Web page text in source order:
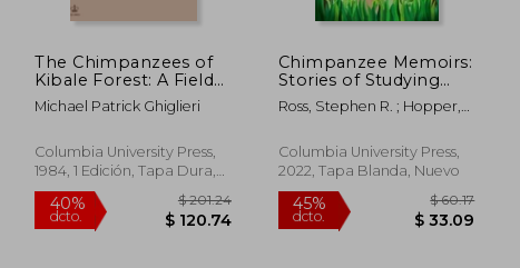
The Chimpanzees of
Kibale Forest: A Field
Study of Ecology and
Social Structure (en
Michael Patrick Ghiglieri
Columbia University Press,
1984, 1 Edición, Tapa Dura,
Nuevo
Chimpanzee Memoirs:
Stories of Studying
and Saving our Closest
Living Relatives (en
Ross, Stephen R. ; Hopper,
Columbia University Press,
2022, Tapa Blanda, Nuevo